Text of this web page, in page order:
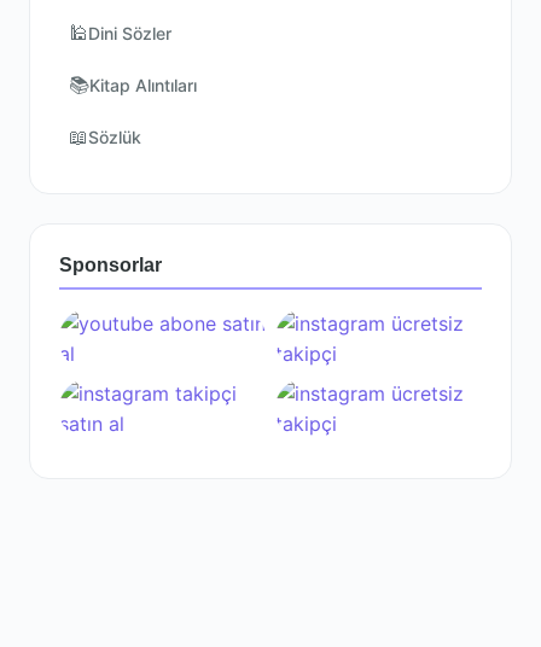
🕌Dini Sözler
📚Kitap Alıntıları
📖Sözlük
Sponsorlar